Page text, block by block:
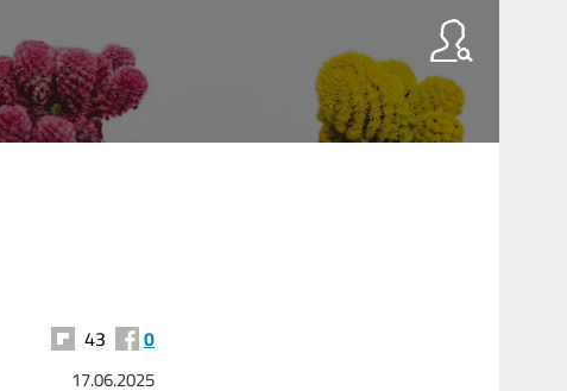
43 0
17.06.2025